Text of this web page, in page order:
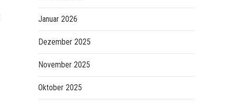
Januar 2026
Dezember 2025
November 2025
Oktober 2025